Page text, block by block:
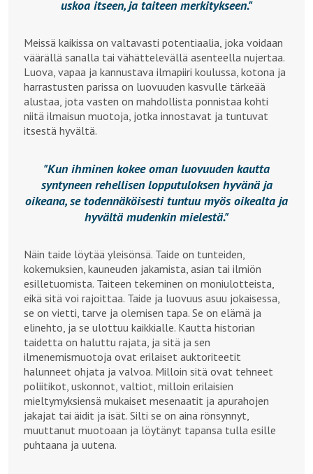
uskoa itseen, ja taiteen merkitykseen.
Meissä kaikissa on valtavasti potentiaalia, joka voidaan
väärällä sanalla tai vähättelevällä asenteella nujertaa.
Luova, vapaa ja kannustava ilmapiiri koulussa, kotona ja
harrastusten parissa on luovuuden kasvulle tärkeää
alustaa, jota vasten on mahdollista ponnistaa kohti
niitä ilmaisun muotoja, jotka innostavat ja tuntuvat
itsestä hyvältä.
Kun ihminen kokee oman luovuuden kautta
syntyneen rehellisen lopputuloksen hyvänä ja
oikeana, se todennäköisesti tuntuu myös oikealta ja
hyvältä mudenkin mielestä.
Näin taide löytää yleisönsä. Taide on tunteiden,
kokemuksien, kauneuden jakamista, asian tai ilmiön
esilletuomista. Taiteen tekeminen on moniulotteista,
eikä sitä voi rajoittaa. Taide ja luovuus asuu jokaisessa,
se on vietti, tarve ja olemisen tapa. Se on elämä ja
elinehto, ja se ulottuu kaikkialle. Kautta historian
taidetta on haluttu rajata, ja sitä ja sen
ilmenemismuotoja ovat erilaiset auktoriteetit
halunneet ohjata ja valvoa. Milloin sitä ovat tehneet
poliitikot, uskonnot, valtiot, milloin erilaisien
mieltymyksiensä mukaiset mesenaatit ja apurahojen
jakajat tai äidit ja isät. Silti se on aina rönsynnyt,
muuttanut muotoaan ja löytänyt tapansa tulla esille
puhtaana ja uutena.